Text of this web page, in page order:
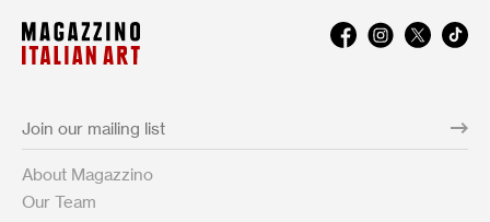
About Magazzino
Our Team